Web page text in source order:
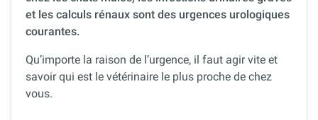
et les calculs rénaux sont des urgences urologiques
courantes.
Qu’importe la raison de l’urgence, il faut agir vite et
savoir qui est le vétérinaire le plus proche de chez
vous.